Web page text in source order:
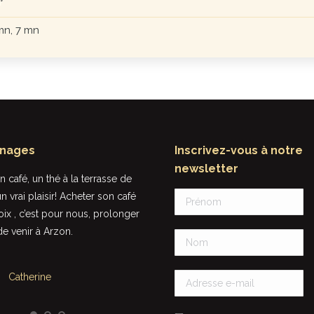
7 mn
café, un thé à la terrasse de
vrai plaisir! Acheter son café
, c’est pour nous, prolonger
venir à Arzon.
Catherine
trouver dans les supermarchés, le goût,
l’odeur et les sensations sont
incomparables !
Le café est torréfié sur place, il est
torréfaction, quel plaisir de consommer
Inscrivez-vous à notre
newsletter